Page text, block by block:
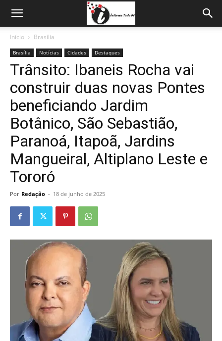
Início Brasília
Brasília Notícias Cidades Destaques
Trânsito: Ibaneis Rocha vai
construir duas novas Pontes
beneficiando Jardim
Botânico, São Sebastião,
Paranoá, Itapoã, Jardins
Mangueiral, Altiplano Leste e
Tororó
Por Redação - 18 de junho de 2025